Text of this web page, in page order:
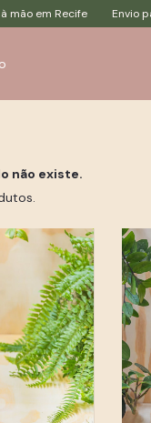
em Recife Envio para
não existe.